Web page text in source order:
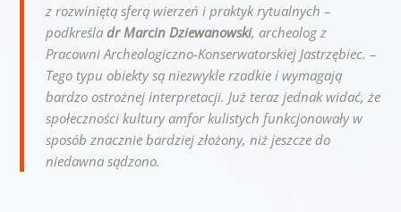
z rozwiniętą sferą wierzeń i praktyk rytualnych –
podkreśla dr Marcin Dziewanowski, archeolog z
Pracowni Archeologiczno-Konserwatorskiej Jastrzębiec. –
Tego typu obiekty są niezwykle rzadkie i wymagają
bardzo ostrożnej interpretacji. Już teraz jednak widać, że
społeczności kultury amfor kulistych funkcjonowały w
sposób znacznie bardziej złożony, niż jeszcze do
niedawna sądzono.